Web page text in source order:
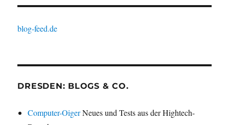
blog-feed.de
DRESDEN: BLOGS & CO.
Computer-OigerNeues und Tests aus der Hightech-